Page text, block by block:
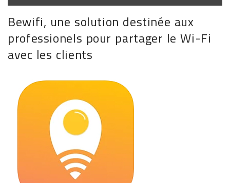
Bewifi, une solution destinée aux
professionels pour partager le Wi-Fi
avec les clients